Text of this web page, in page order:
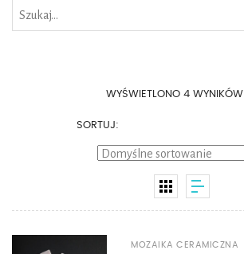
WYŚWIETLONO 4 WYNIKÓW
SORTUJ:
MOZAIKA CERAMICZNA